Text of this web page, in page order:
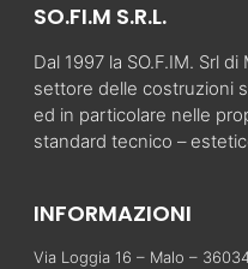
SO.FI.M S.R.L.
Dal 1997 la SO.F.IM. Srl
settore delle costruzioni
ed in particolare nelle
standard tecnico –
INFORMAZIONI
Via Loggia 16 – Malo –